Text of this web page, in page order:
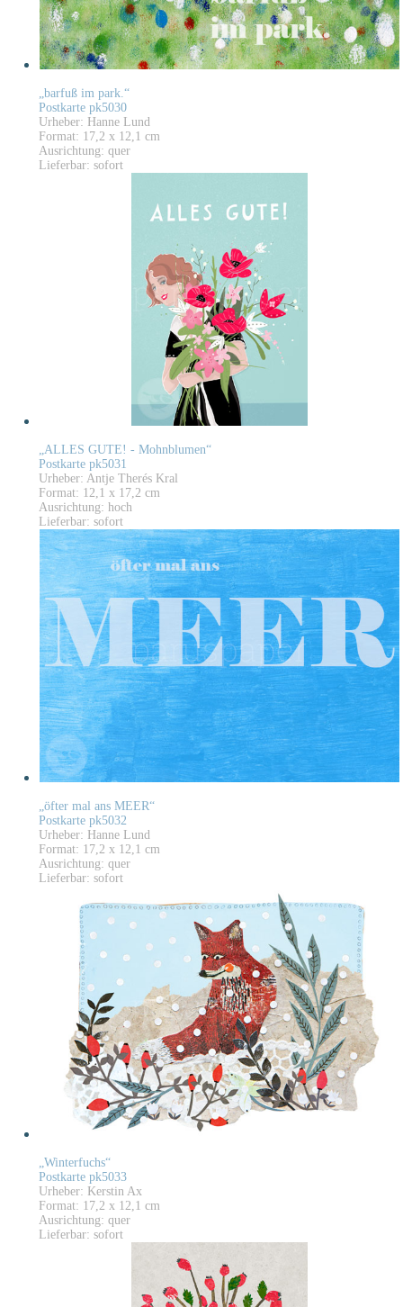
„barfuß im park.“
Postkarte pk5030
Urheber: Hanne Lund
Format: 17,2 x 12,1 cm
Ausrichtung: quer
Lieferbar: sofort
„ALLES GUTE! - Mohnblumen“
Postkarte pk5031
Urheber: Antje Therés Kral
Format: 12,1 x 17,2 cm
Ausrichtung: hoch
Lieferbar: sofort
„öfter mal ans MEER“
Postkarte pk5032
Urheber: Hanne Lund
Format: 17,2 x 12,1 cm
Ausrichtung: quer
Lieferbar: sofort
„Winterfuchs“
Postkarte pk5033
Urheber: Kerstin Ax
Format: 17,2 x 12,1 cm
Ausrichtung: quer
Lieferbar: sofort